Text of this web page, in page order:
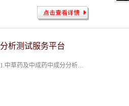
分析测试服务平台
​ 1.中草药及中成药中成分分析及方法的建立、质量标准制定（主要手段HPLC、HPLC-HRMS/MSn）； 2.化学合成原料药及其制剂质量标准研究与制订（技术手段HPLC、HPLC-HRMS/MSn）； 3.化学合成物及天然产物的...